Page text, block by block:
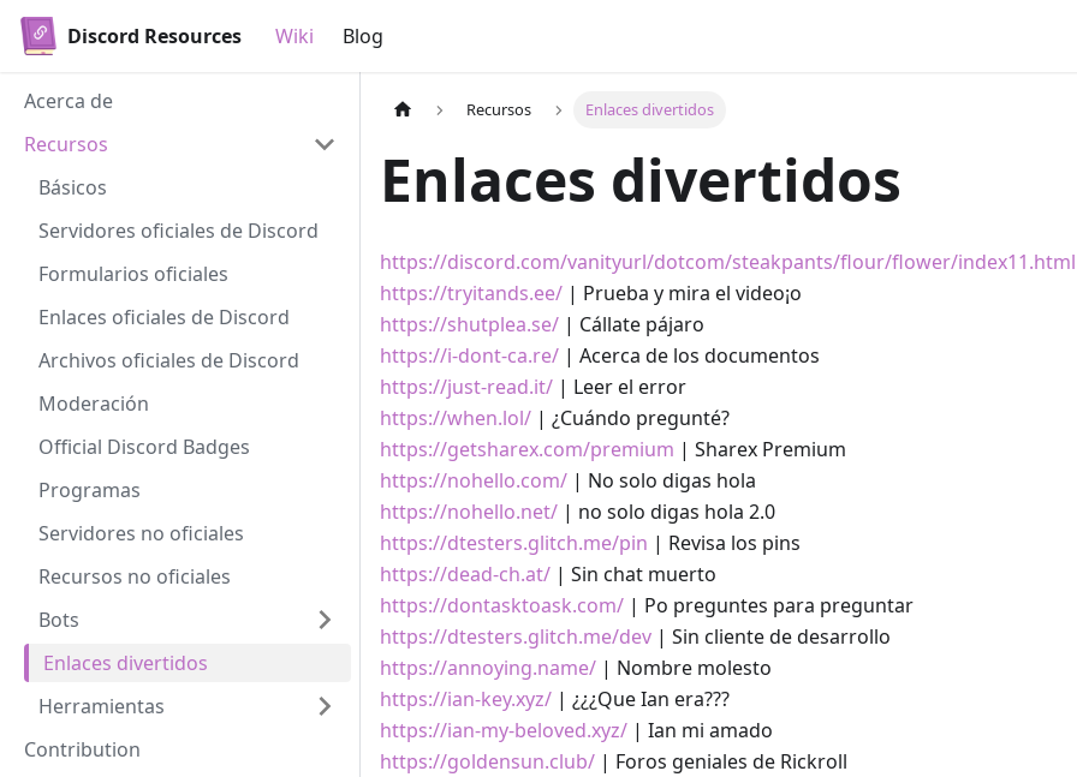
Discord Resources Wiki Blog
Acerca de
Recursos
Básicos
Servidores oficiales de Discord
Formularios oficiales
Enlaces oficiales de Discord
Archivos oficiales de Discord
Moderación
Official Discord Badges
Programas
Servidores no oficiales
Recursos no oficiales
Bots
Enlaces divertidos
Herramientas
Contribution
Recursos Enlaces divertidos
Enlaces divertidos
https://discord.com/vanityurl/dotcom/steakpants/flour/flower/index11.html
https://tryitands.ee/ | Prueba y mira el video¡o
https://shutplea.se/ | Cállate pájaro
https://i-dont-ca.re/ | Acerca de los documentos
https://just-read.it/ | Leer el error
https://when.lol/ | ¿Cuándo pregunté?
https://getsharex.com/premium | Sharex Premium
https://nohello.com/ | No solo digas hola
https://nohello.net/ | no solo digas hola 2.0
https://dtesters.glitch.me/pin | Revisa los pins
https://dead-ch.at/ | Sin chat muerto
https://dontasktoask.com/ | Po preguntes para preguntar
https://dtesters.glitch.me/dev | Sin cliente de desarrollo
https://annoying.name/ | Nombre molesto
https://ian-key.xyz/ | ¿¿¿Que Ian era???
https://ian-my-beloved.xyz/ | Ian mi amado
https://goldensun.club/ | Foros geniales de Rickroll